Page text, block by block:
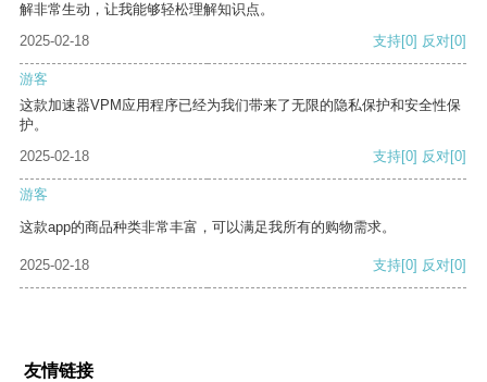
解非常生动，让我能够轻松理解知识点。
2025-02-18
支持[0] 反对[0]
游客
这款加速器VPM应用程序已经为我们带来了无限的隐私保护和安全性保
护。
2025-02-18
支持[0] 反对[0]
游客
这款app的商品种类非常丰富，可以满足我所有的购物需求。
2025-02-18 支持[0] 反对[0]
友情链接